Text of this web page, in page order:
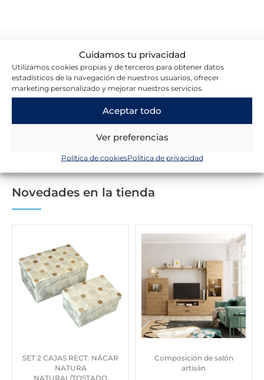
Cuidamos tu privacidad
Utilizamos cookies propias y de terceros para obtener datos
estadísticos de la navegación de nuestros usuarios, ofrecer
marketing personalizado y mejorar nuestros servicios.
Aceptar todo
Ver preferencias
Política de cookiesPolítica de privacidad
Lo que dicen nuestros clientes
Escribir una reseña
Novedades en la tienda
SET 2 CAJAS RECT. NÁCAR
NATURA
NATURAL/TOSTADO
Composición de salón
artisán